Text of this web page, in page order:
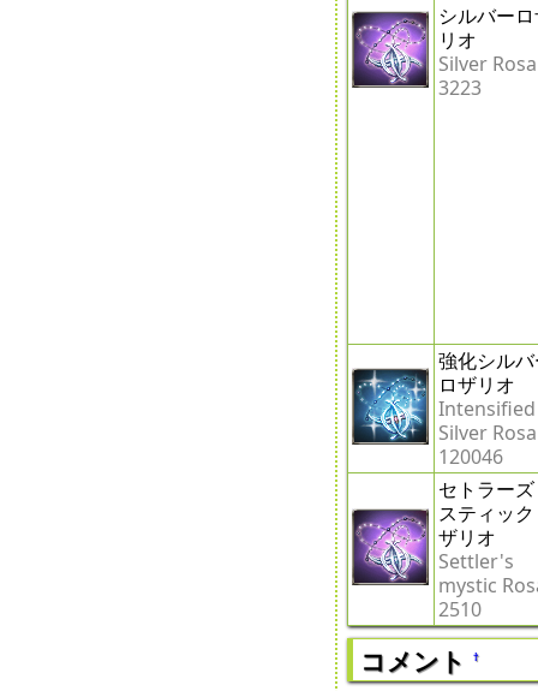
シルバー
リオ
Silver
3223
強化シル
ロザリオ
Intensified
Silver
120046
セトラー
スティッ
ザリオ
Settler's
mystic
2510
コメント †